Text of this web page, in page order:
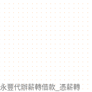
豐代辦薪轉借款_憑薪轉